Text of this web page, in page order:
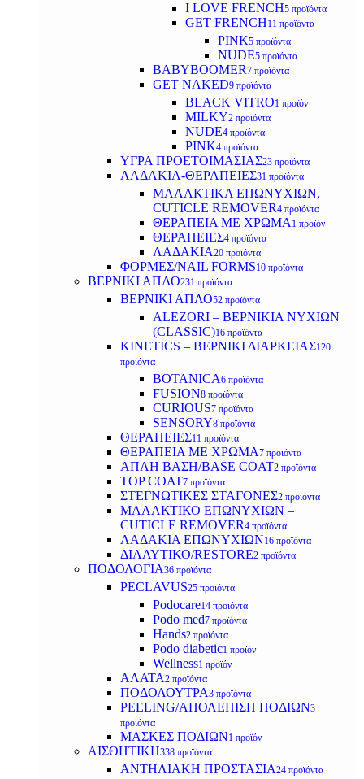
I LOVE FRENCH5 προϊόντα
GET FRENCH11 προϊόντα
PINK5 προϊόντα
NUDE5 προϊόντα
BABYBOOMER7 προϊόντα
GET NAKED9 προϊόντα
BLACK VITRO1 προϊόν
MILKY2 προϊόντα
NUDE4 προϊόντα
PINK4 προϊόντα
ΥΓΡΑ ΠΡΟΕΤΟΙΜΑΣΙΑΣ23 προϊόντα
ΛΑΔΑΚΙΑ-ΘΕΡΑΠΕΙΕΣ31 προϊόντα
ΜΑΛΑΚΤΙΚΑ ΕΠΩΝΥΧΙΩΝ,
CUTICLE REMOVER4 προϊόντα
ΘΕΡΑΠΕΙΑ ΜΕ ΧΡΩΜΑ 1 προϊόν
ΘΕΡΑΠΕΙΕΣ4 προϊόντα
ΛΑΔΑΚΙΑ20 προϊόντα
ΦΟΡΜΕΣ/NAIL FORMS10 προϊόντα
ΒΕΡΝΙΚΙ ΑΠΛΟ231 προϊόντα
ΒΕΡΝΙΚΙ ΑΠΛΟ52 προϊόντα
ALEZORI – ΒΕΡΝΙΚΙΑ ΝΥΧΙΩΝ
(CLASSIC)16 προϊόντα
KINETICS – ΒΕΡΝΙΚΙ ΔΙΑΡΚΕΙΑΣ120
προϊόντα
BOTANICA6 προϊόντα
FUSION8 προϊόντα
CURIOUS7 προϊόντα
SENSORY8 προϊόντα
ΘΕΡΑΠΕΙΕΣ11 προϊόντα
ΘΕΡΑΠΕΙΑ ΜΕ ΧΡΩΜΑ7 προϊόντα
ΑΠΛΗ ΒΑΣΗ/BASE COAT2 προϊόντα
TOP COAT7 προϊόντα
ΣΤΕΓΝΩΤΙΚΕΣ ΣΤΑΓΟΝΕΣ2 προϊόντα
ΜΑΛΑΚΤΙΚΟ ΕΠΩΝΥΧΙΩΝ –
CUTICLE REMOVER4 προϊόντα
ΛΑΔΑΚΙΑ ΕΠΩΝΥΧΙΩΝ16 προϊόντα
ΔΙΑΛΥΤΙΚΟ/RESTORE2 προϊόντα
ΠΟΔΟΛΟΓΙΑ36 προϊόντα
PECLAVUS25 προϊόντα
Podocare14 προϊόντα
Podo med7 προϊόντα
Hands2 προϊόντα
Podo diabetic1 προϊόν
Wellness1 προϊόν
ΑΛΑΤΑ2 προϊόντα
ΠΟΔΟΛΟΥΤΡΑ3 προϊόντα
PEELING/ΑΠΟΛΕΠΙΣΗ ΠΟΔΙΩΝ3
προϊόντα
ΜΑΣΚΕΣ ΠΟΔΙΩΝ1 προϊόν
ΑΙΣΘΗΤΙΚΗ338 προϊόντα
ΑΝΤΗΛΙΑΚΗ ΠΡΟΣΤΑΣΙΑ24 προϊόντα